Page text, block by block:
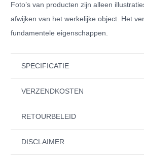
Foto’s van producten zijn alleen
afwijken van het werkelijke object. Het
fundamentele eigenschappen.
SPECIFICATIE
VERZENDKOSTEN
RETOURBELEID
DISCLAIMER